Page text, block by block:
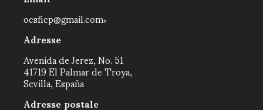
ocsficp@gmail.com
Adresse
Avenida de Jerez, No. 51
41719 El Palmar de Troya,
Sevilla, España
Adresse postale